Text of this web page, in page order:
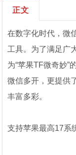
正文
在数字化时代，微
工具。为了满足广
为“苹果TF微奇妙”
微信多开，更提供
丰富多彩。
支持苹果最高17系